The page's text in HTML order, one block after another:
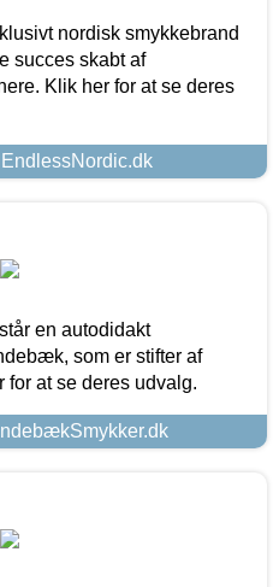
nordisk smykkebrand
succes skabt af
Klik her for at se deres
en autodidakt
som er stifter af
at se deres udvalg.